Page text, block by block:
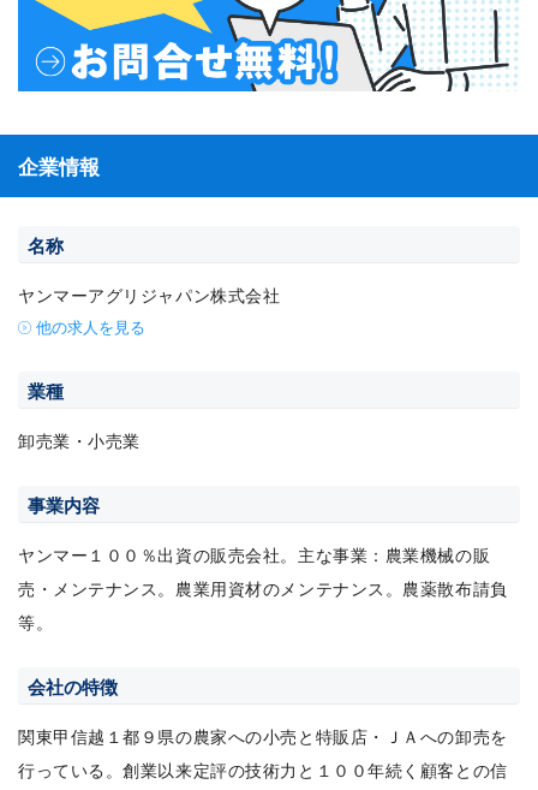
企業情報
名称
ヤンマーアグリジャパン株式会社
他の求人を見る
業種
卸売業・小売業
事業内容
ヤンマー１００％出資の販売会社。主な事業：農業機械の販
売・メンテナンス。農業用資材のメンテナンス。農薬散布請負
等。
会社の特徴
関東甲信越１都９県の農家への小売と特販店・ＪＡへの卸売を
行っている。創業以来定評の技術力と１００年続く顧客との信